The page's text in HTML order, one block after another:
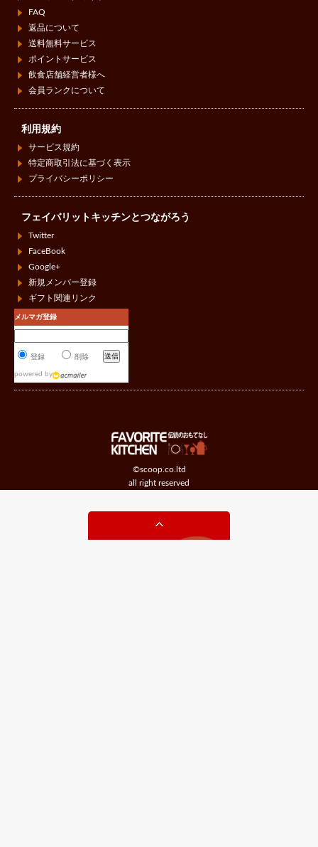
©scoop.co.ltd
all right reserved
FAQ
返品について
送料無料サービス
ポイントサービス
飲食店舗経営者様へ
会員ランクについて
利用規約
サービス規約
特定商取引法に基づく表示
プライバシーポリシー
フェイバリットキッチンとつながろう
Twitter
FaceBook
Google+
新規メンバー登録
ギフト関連リンク
メルマガ登録
登録 削除
powered by